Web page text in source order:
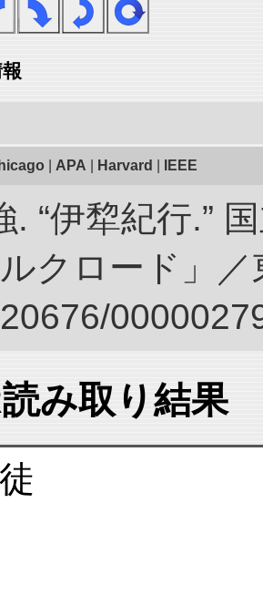
APA Harvard IEEE
. “伊犂紀行.”
クロード」／
み取り結果